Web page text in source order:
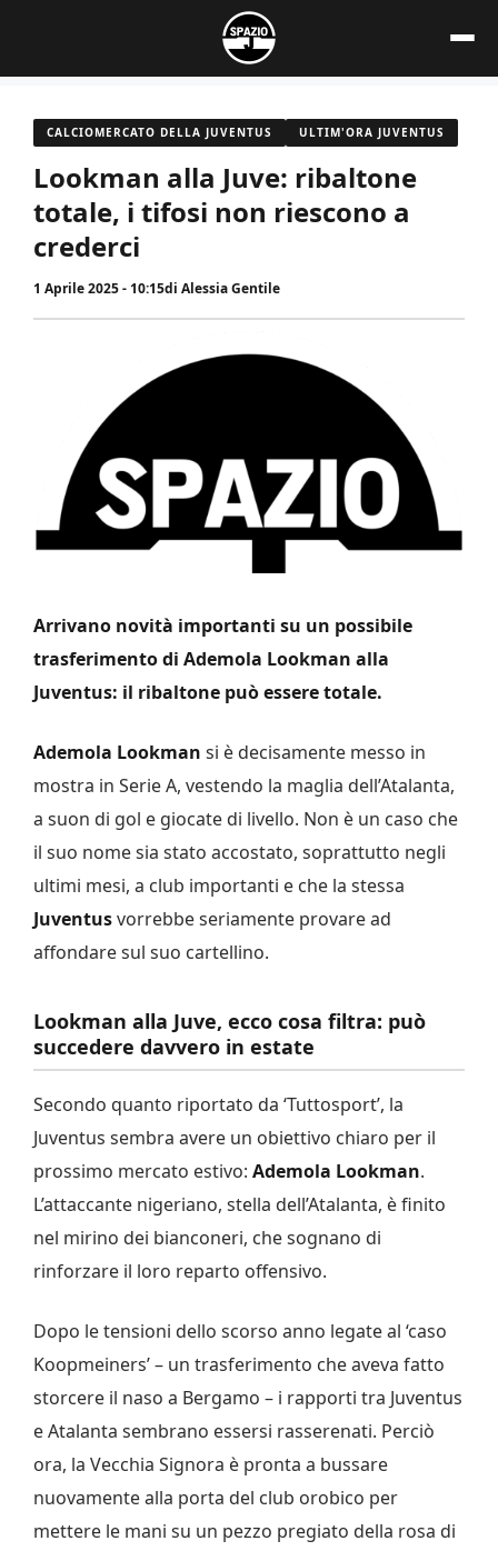
contenuto
CALCIOMERCATO DELLA JUVENTUS ULTIM'ORA JUVENTUS
Lookman alla Juve: ribaltone
totale, i tifosi non riescono a
crederci
1 Aprile 2025 - 10:15di Alessia Gentile
Arrivano novità importanti su un possibile
trasferimento di Ademola Lookman alla
Juventus: il ribaltone può essere totale.
Ademola Lookman si è decisamente messo in
mostra in Serie A, vestendo la maglia dell’Atalanta,
a suon di gol e giocate di livello. Non è un caso che
il suo nome sia stato accostato, soprattutto negli
ultimi mesi, a club importanti e che la stessa
Juventusvorrebbe seriamente provare ad
affondare sul suo cartellino.
Lookman alla Juve, ecco cosa filtra: può
succedere davvero in estate
Secondo quanto riportato da ‘Tuttosport’, la
Juventus sembra avere un obiettivo chiaro per il
prossimo mercato estivo: Ademola Lookman.
L’attaccante nigeriano, stella dell’Atalanta, è finito
nel mirino dei bianconeri, che sognano di
rinforzare il loro reparto offensivo.
Dopo le tensioni dello scorso anno legate al ‘caso
Koopmeiners’ – un trasferimento che aveva fatto
storcere il naso a Bergamo – i rapporti tra Juventus
e Atalanta sembrano essersi rasserenati. Perciò
ora, la Vecchia Signora è pronta a bussare
nuovamente alla porta del club orobico per
mettere le mani su un pezzo pregiato della rosa di